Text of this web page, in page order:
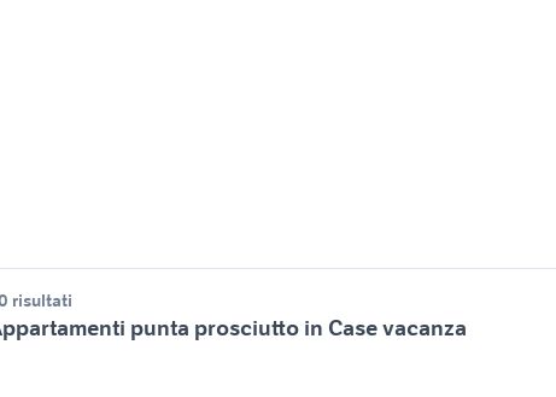
risultati
punta prosciutto in Case vacanza